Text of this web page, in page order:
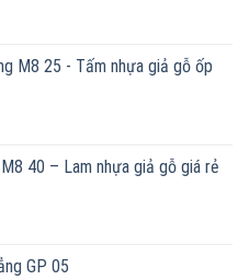
M8 25 - Tấm nhựa giả gỗ ốp
40 – Lam nhựa giả gỗ giá rẻ
GP 05